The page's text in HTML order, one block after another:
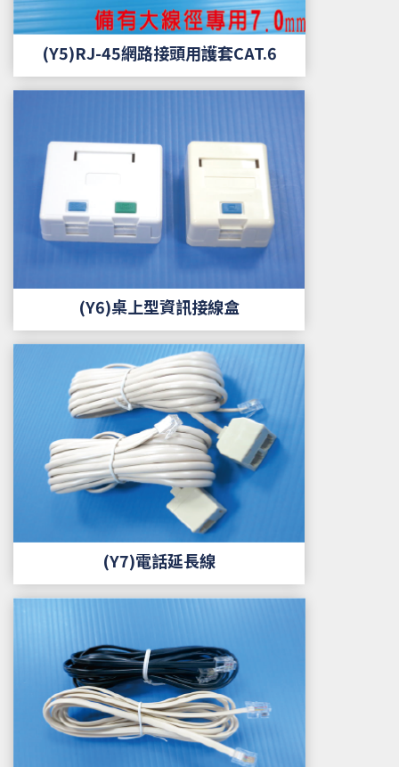
(Y5)RJ-45網路接頭用護套CAT.6
(Y6)桌上型資訊接線盒
(Y7)電話延長線